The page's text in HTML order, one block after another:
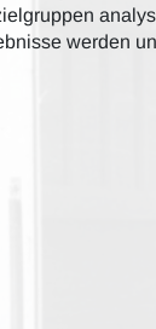
werden